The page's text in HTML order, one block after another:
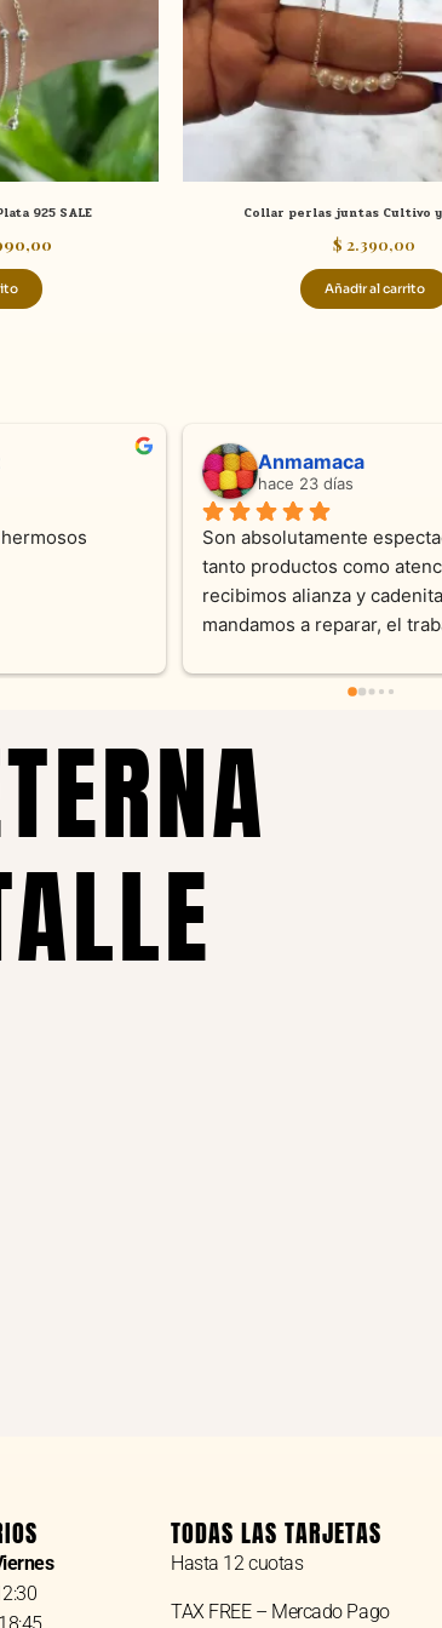
925 SALE Collar perlas juntas Cultivo y
$ 2.390,00
Añadir al carrito
asesoraron
Laura A
hace 5 meses
Desde el inicio soy clienta
Joyas y siempre muy
sus productos. Una Belleza
pieza y siempre satisfecha
recomendable
TODAS LAS TARJETAS
Hasta 12 cuotas
TAX FREE – Mercado Pago